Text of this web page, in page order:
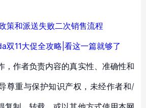
策和派送失败二次销售流程
双11大促全攻略|看这一篇就够了
，作者负责内容的真实性、准确性和
尊重与保护知识产权，未经作者和/